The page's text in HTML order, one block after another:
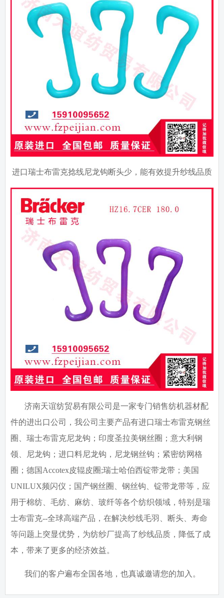
进口瑞士布雷克捻线尼龙钩断头少，能有效提升纱线品质
济南天谊纺贸易有限公司是一家专门销售纺机器材配
件的进出口公司，我公司主要产品有进口瑞士布雷克钢丝
圈、瑞士布雷克尼龙钩；印度圣拉美钢丝圈；意大利钢
领、尼龙钩；进口料尼龙钩，尼龙钢丝钩；紧密纺网格
圈；德国 Accotex皮辊皮圈;瑞士哈伯西锭带龙带；美国
UNILUX频闪仪；国产钢丝圈、钢丝钩、锭带龙带等，应
用于棉纺、毛纺、麻纺、玻纤等各个纺织领域，特别是瑞
士布雷克--全球高端产品，在解决纱线毛羽、断头、寿命
等问题上突显优势，为纺纱厂提高了纱线品质，降低了成
本，带来了更多的经济效益。
我们的客户遍布全国各地，也真诚邀请您的加入。